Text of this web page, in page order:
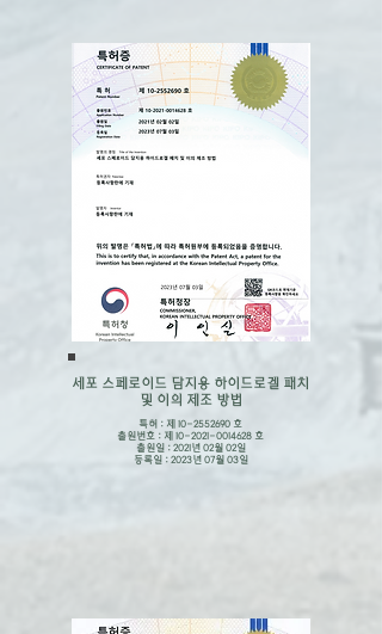
​세포 스페로이드 담지용 하이드로겔 패치
및 이의 제조 방법
특허 : 제 10-2552690 호
출원번호 : 제
10-2021-0014628 호
출원일 : 2021년 02월 02일
​등록일 : 2023년 07월 03일